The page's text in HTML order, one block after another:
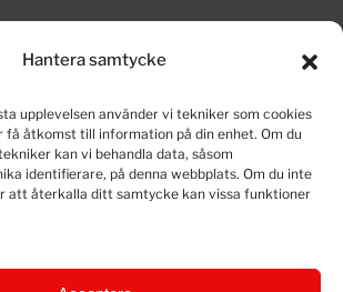
Hantera samtycke
upplevelsen använder vi tekniker som cookies
åtkomst till information på din enhet. Om du
kan vi behandla data, såsom
identifierare, på denna webbplats. Om du inte
att återkalla ditt samtycke kan vissa funktioner